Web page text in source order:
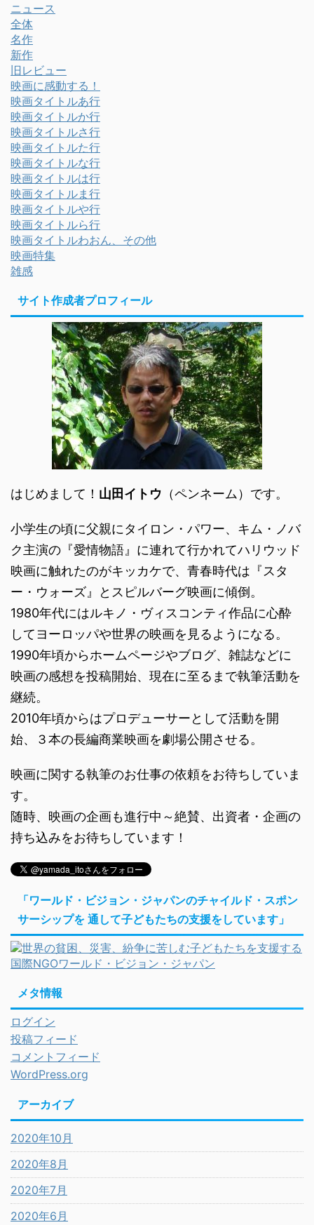
ニュース
全体
名作
新作
旧レビュー
映画に感動する！
映画タイトルあ行
映画タイトルか行
映画タイトルさ行
映画タイトルた行
映画タイトルな行
映画タイトルは行
映画タイトルま行
映画タイトルや行
映画タイトルら行
映画タイトルわおん、その他
映画特集
雑感
サイト作成者プロフィール
はじめまして！ 山田イトウ （ペンネーム）です。
小学生の頃に父親にタイロン・パワー、キム・ノバ
ク主演の『愛情物語』に連れて行かれてハリウッド
映画に触れたのがキッカケで、青春時代は『スタ
ー・ウォーズ』とスピルバーグ映画に傾倒。
1980年代にはルキノ・ヴィスコンティ作品に心酔
してヨーロッパや世界の映画を見るようになる。
1990年頃からホームページやブログ、雑誌などに
映画の感想を投稿開始、現在に至るまで執筆活動を
継続。
2010年頃からはプロデューサーとして活動を開
始、３本の長編商業映画を劇場公開させる。
映画に関する執筆のお仕事の依頼をお待ちしていま
す。
随時、映画の企画も進行中～絶賛、出資者・企画の
持ち込みをお待ちしています！
「ワールド・ビジョン・ジャパンのチャイルド・スポン
サーシップを 通して子どもたちの支援をしています」
メタ情報
ログイン
投稿フィード
コメントフィード
WordPress.org
アーカイブ
2020年10月
2020年8月
2020年7月
2020年6月